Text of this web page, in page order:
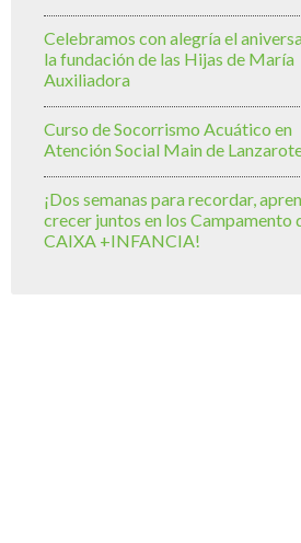
Celebramos con alegría el
la fundación de las Hijas de María
Auxiliadora
Curso de Socorrismo Acuático en
Atención Social Main de
¡Dos semanas para recordar,
crecer juntos en los Campamento
CAIXA +INFANCIA!